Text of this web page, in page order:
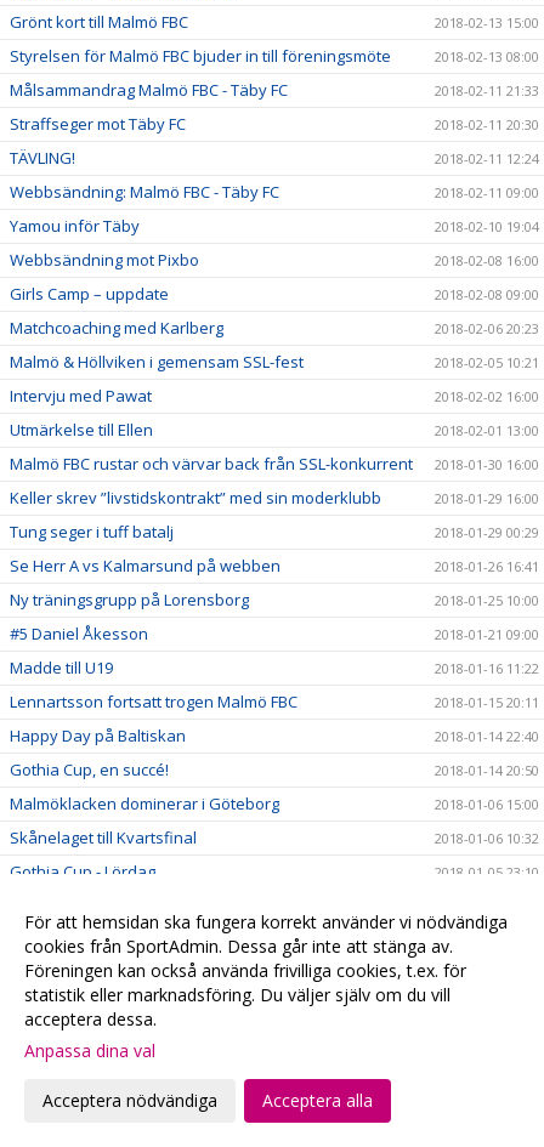
Grönt kort till Malmö FBC 2018-02-13 15:00
Styrelsen för Malmö FBC bjuder in till föreningsmöte 2018-02-13 08:00
Målsammandrag Malmö FBC - Täby FC 2018-02-11 21:33
Straffseger mot Täby FC 2018-02-11 20:30
TÄVLING! 2018-02-11 12:24
Webbsändning: Malmö FBC - Täby FC 2018-02-11 09:00
Yamou inför Täby 2018-02-10 19:04
Webbsändning mot Pixbo 2018-02-08 16:00
Girls Camp – uppdate 2018-02-08 09:00
Matchcoaching med Karlberg 2018-02-06 20:23
Malmö & Höllviken i gemensam SSL-fest 2018-02-05 10:21
Intervju med Pawat 2018-02-02 16:00
Utmärkelse till Ellen 2018-02-01 13:00
Malmö FBC rustar och värvar back från SSL-konkurrent 2018-01-30 16:00
Keller skrev ”livstidskontrakt” med sin moderklubb 2018-01-29 16:00
Tung seger i tuff batalj 2018-01-29 00:29
Se Herr A vs Kalmarsund på webben 2018-01-26 16:41
Ny träningsgrupp på Lorensborg 2018-01-25 10:00
#5 Daniel Åkesson 2018-01-21 09:00
Madde till U19 2018-01-16 11:22
Lennartsson fortsatt trogen Malmö FBC 2018-01-15 20:11
Happy Day på Baltiskan 2018-01-14 22:40
Gothia Cup, en succé! 2018-01-14 20:50
Malmöklacken dominerar i Göteborg 2018-01-06 15:00
Skånelaget till Kvartsfinal 2018-01-06 10:32
Gothia Cup - Lördag 2018-01-05 23:10
Vinst mot samarbetsklubben Hvidovre 2018-01-05 15:46
Skånelaget 2018-01-04 11:20
Se våra Gothia-lag på webben
Följ våra lag på Gothia Cup
God Jul & Gott Nytt År
För att hemsidan ska fungera korrekt använder vi nödvändiga
cookies från SportAdmin. Dessa går inte att stänga av.
Föreningen kan också använda frivilliga cookies, t.ex. för
statistik eller marknadsföring. Du väljer själv om du vill
acceptera dessa.
Anpassa dina val
Acceptera nödvändiga Acceptera alla